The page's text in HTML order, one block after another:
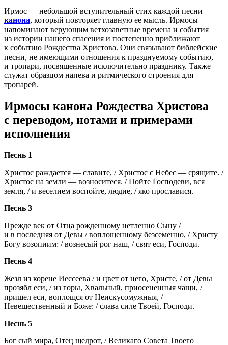
Ирмос — небольшой вступительный стих каждой песни
канона, который повторяет главную ее мысль. Ирмосы
напоминают верующим ветхозаветные времена и события
из истории нашего спасения и постепенно приближают
к событию Рождества Христова. Они связывают библейские
песни, не имеющими отношения к празднуемому событию,
и тропари, посвященные исключительно празднику. Также
служат образцом напева и ритмического строения для
тропарей.
Ирмосы канона Рождества Христова
с переводом, нотами и примерами
исполнения
Песнь 1
Христос раждается — славите, / Христос с Небес — срящите. /
Христос на земли — возноситеся. / Пойте Господеви, вся
земля, / и веселием воспойте, людие, / яко прославися.
Песнь 3
Прежде век от Отца рожденному нетленно Сыну /
и в последняя от Девы / воплощенному безсеменно, / Христу
Богу возопиим: / вознесый рог наш, / свят еси, Господи.
Песнь 4
Жезл из корене Иессеева / и цвет от него, Христе, / от Девы
прозябл еси, / из горы, Хвальный, приосененныя чащи, /
пришел еси, воплощся от Неискусомужныя, /
Невещественный и Боже: / слава силе Твоей, Господи.
Песнь 5
Бог сый мира, Отец щедрот, / Великаго Совета Твоего